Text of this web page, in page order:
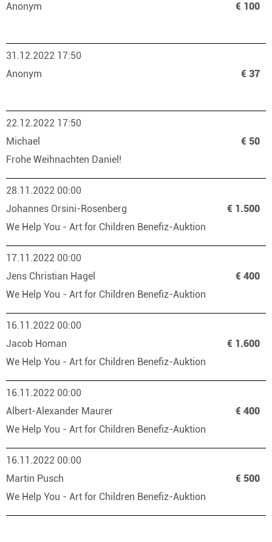
Anonym
€ 100
31.12.2022 17:50
Anonym
€ 37
22.12.2022 17:50
Michael
€ 50
Frohe Weihnachten Daniel!
28.11.2022 00:00
Johannes Orsini-Rosenberg
€ 1.500
We Help You - Art for Children Benefiz-Auktion
17.11.2022 00:00
Jens Christian Hagel
€ 400
We Help You - Art for Children Benefiz-Auktion
16.11.2022 00:00
Jacob Homan
€ 1.600
We Help You - Art for Children Benefiz-Auktion
16.11.2022 00:00
Albert-Alexander Maurer
€ 400
We Help You - Art for Children Benefiz-Auktion
16.11.2022 00:00
Martin Pusch
€ 500
We Help You - Art for Children Benefiz-Auktion